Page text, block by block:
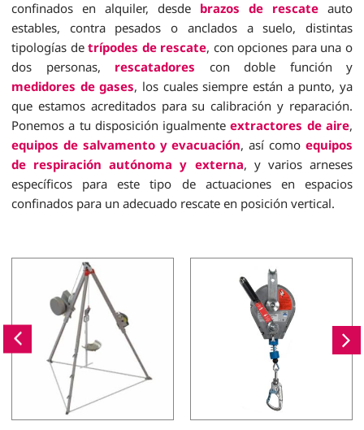
confinados en alquiler, desde brazos de rescate auto
estables, contra pesados o anclados a suelo, distintas
tipologías detrípodes de rescate, con opciones para una o
dos personas, rescatadores con doble función y
medidores de gases, los cuales siempre están a punto, ya
que estamos acreditados para su calibración y reparación.
Ponemos a tu disposición igualmenteextractores de aire,
equipos de salvamento y evacuación, así comoequipos
de respiración autónoma y externa, y varios arneses
específicos para este tipo de actuaciones en espacios
confinados para un adecuado rescate en posición vertical.